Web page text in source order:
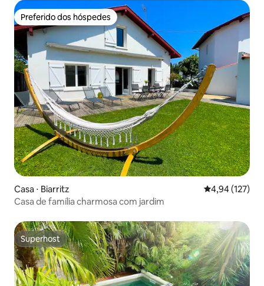
Preferido dos hóspedes
Preferido dos hóspedes
Casa ⋅ Biarritz 4,94 de uma
4,94 (127)
Casa de família charmosa com jardim
Superhost
Superhost